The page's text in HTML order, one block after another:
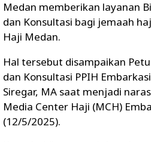
Medan memberikan layanan
dan Konsultasi bagi jemaah
Haji Medan.
Hal tersebut disampaikan
dan Konsultasi PPIH
Siregar, MA saat menjadi
Media Center Haji (MCH)
(12/5/2025).